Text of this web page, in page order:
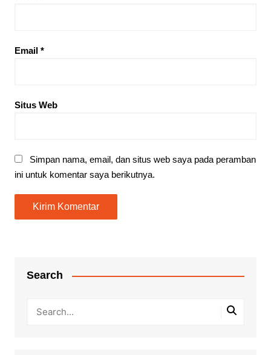
Email *
Situs Web
Simpan nama, email, dan situs web saya pada peramban
ini untuk komentar saya berikutnya.
Search